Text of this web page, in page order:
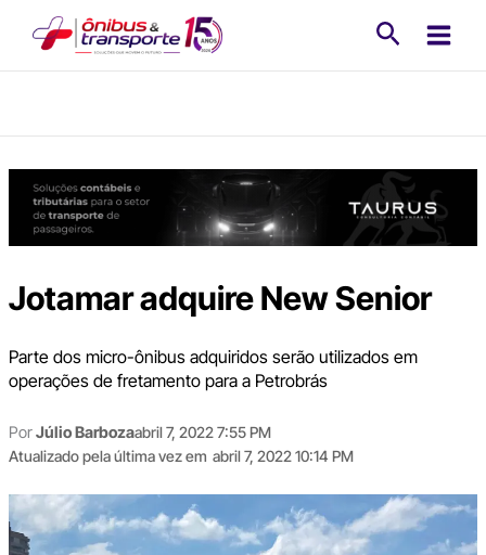
Jotamar adquire New Senior
Parte dos micro-ônibus adquiridos serão utilizados em
operações de fretamento para a Petrobrás
PorJúlio Barbozaabril 7, 2022 7:55 PM
Atualizado pela última vez em abril 7, 2022 10:14 PM